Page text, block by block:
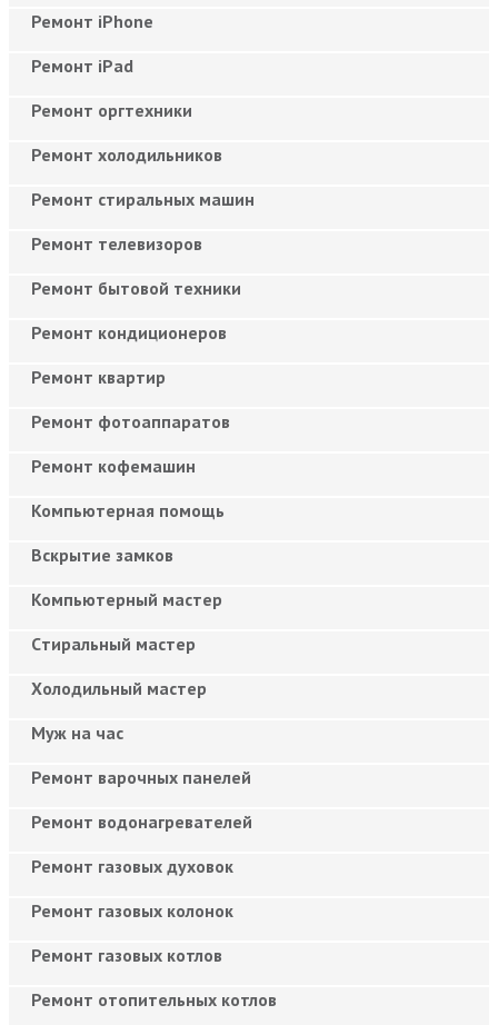
Ремонт iPhone
Ремонт iPad
Ремонт оргтехники
Ремонт холодильников
Ремонт стиральных машин
Ремонт телевизоров
Ремонт бытовой техники
Ремонт кондиционеров
Ремонт квартир
Ремонт фотоаппаратов
Ремонт кофемашин
Компьютерная помощь
Вскрытие замков
Компьютерный мастер
Cтиральный мастер
Холодильный мастер
Муж на час
Ремонт варочных панелей
Ремонт водонагревателей
Ремонт газовых духовок
Ремонт газовых колонок
Ремонт газовых котлов
Ремонт отопительных котлов